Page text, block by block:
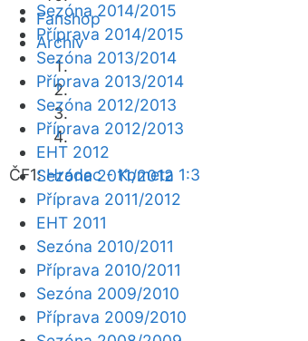
Fanshop
Archiv
ČF1:Hradec - Kometa 1:3
Sezóna 2014/2015
Příprava 2014/2015
Sezóna 2013/2014
Příprava 2013/2014
Sezóna 2012/2013
Příprava 2012/2013
EHT 2012
Sezóna 2011/2012
Příprava 2011/2012
EHT 2011
Sezóna 2010/2011
Příprava 2010/2011
Sezóna 2009/2010
Příprava 2009/2010